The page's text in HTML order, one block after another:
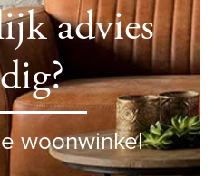
advies
woonwinkel